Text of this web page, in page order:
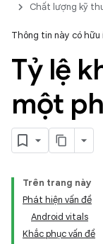
Chất lượng kỹ
Thông tin này có hữu
Tỷ lệ
một
Trên trang này
Phát hiện vấn đề
Android vitals
Khắc phục vấn đề